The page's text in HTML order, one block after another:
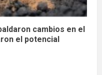
cambios en el
el potencial